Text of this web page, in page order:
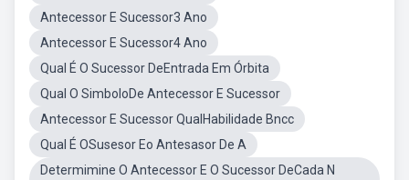
Antecessor E Sucessor3 Ano
Antecessor E Sucessor4 Ano
Qual É O Sucessor DeEntrada Em Órbita
Qual O SimboloDe Antecessor E Sucessor
Antecessor E Sucessor QualHabilidade Bncc
Qual É OSusesor Eo Antesasor De A
Determimine O Antecessor E O Sucessor DeCada N